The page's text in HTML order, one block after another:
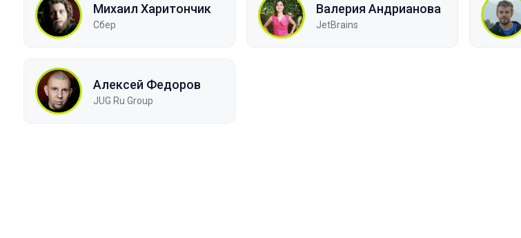
Михаил Харитончик
Сбер
Валерия Андрианова
JetBrains
Алексей Федоров
JUG Ru Group